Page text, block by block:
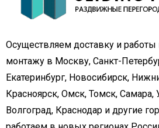
Осуществляем доставку и работы
монтажу в Москву, Санкт-
Екатеринбург, Новосибирск,
Красноярск, Омск, Томск,
Волгоград, Краснодар и другие